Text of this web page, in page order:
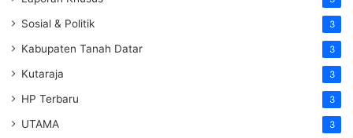
Sosial & Politik 3
Kabupaten Tanah Datar 3
Kutaraja 3
HP Terbaru 3
UTAMA 3